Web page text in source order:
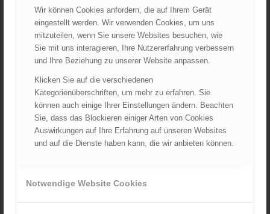
Wir können Cookies anfordern, die auf Ihrem Gerät
eingestellt werden. Wir verwenden Cookies, um uns
mitzuteilen, wenn Sie unsere Websites besuchen, wie
Sie mit uns interagieren, Ihre Nutzererfahrung verbessern
und Ihre Beziehung zu unserer Website anpassen.
Klicken Sie auf die verschiedenen
Kategorienüberschriften, um mehr zu erfahren. Sie
können auch einige Ihrer Einstellungen ändern. Beachten
Sie, dass das Blockieren einiger Arten von Cookies
Auswirkungen auf Ihre Erfahrung auf unseren Websites
und auf die Dienste haben kann, die wir anbieten können.
Notwendige Website Cookies
ÖBFV Medien GmbH